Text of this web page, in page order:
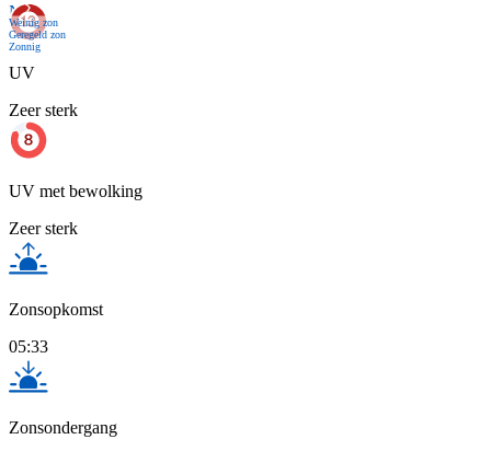
Nu
Weinig zon
Geregeld zon
Zonnig
UV
Zeer sterk
UV met bewolking
Zeer sterk
Zonsopkomst
05:33
Zonsondergang